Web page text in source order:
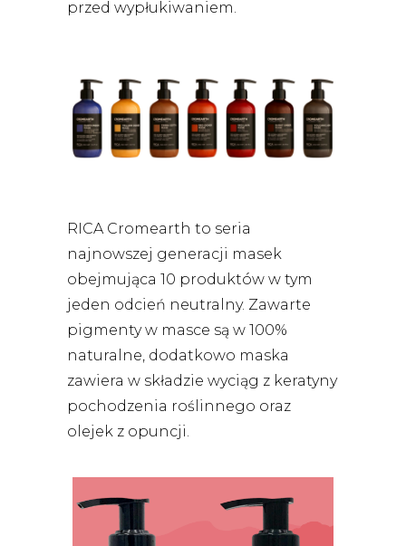
przed wypłukiwaniem.
RICA Cromearth to seria
najnowszej generacji masek
obejmująca 10 produktów w tym
jeden odcień neutralny. Zawarte
pigmenty w masce są w 100%
naturalne, dodatkowo maska
zawiera w składzie wyciąg z keratyny
pochodzenia roślinnego oraz
olejek z opuncji.